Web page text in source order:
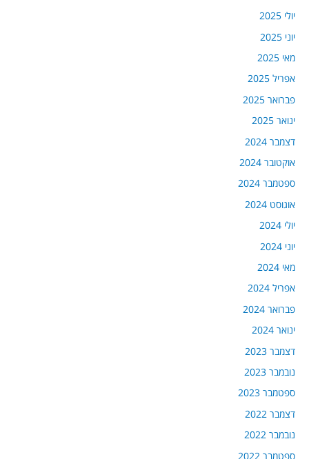
יולי 2025
יוני 2025
מאי 2025
אפריל 2025
פברואר 2025
ינואר 2025
דצמבר 2024
אוקטובר 2024
ספטמבר 2024
אוגוסט 2024
יולי 2024
יוני 2024
מאי 2024
אפריל 2024
פברואר 2024
ינואר 2024
דצמבר 2023
נובמבר 2023
ספטמבר 2023
דצמבר 2022
נובמבר 2022
ספטמבר 2022